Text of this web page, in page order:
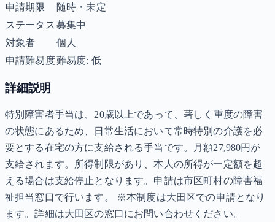
申請期限
随時・未定
ステータス 募集中
対象者
個人
申請難易度難易度: 低
詳細説明
特別障害者手当は、20歳以上であって、著しく重度の障害
の状態にあるため、日常生活において常時特別の介護を必
要とする在宅の方に支給される手当です。月額27,980円が
支給されます。所得制限があり、本人の所得が一定額を超
える場合は支給停止となります。申請は市区町村の障害福
祉担当窓口で行います。 ※本制度は大田区での申請となり
ます。詳細は大田区の窓口にお問い合わせください。